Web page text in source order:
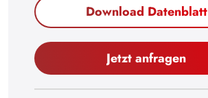
26
28
29
Download Datenblatt
Jetzt anfragen